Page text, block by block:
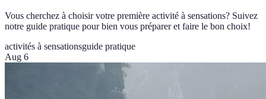
Vous cherchez à choisir votre première activité à sensations? Suivez
notre guide pratique pour bien vous préparer et faire le bon choix!
activités à sensationsguide pratique
Aug 6